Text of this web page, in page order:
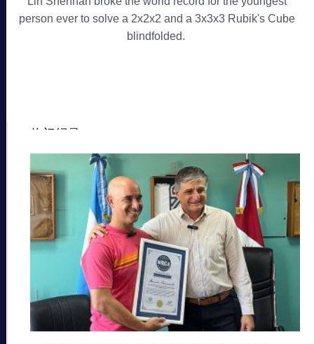
person ever to solve a 2x2x2 and a 3x3x3 Rubik's Cube
blindfolded.
热门纪录